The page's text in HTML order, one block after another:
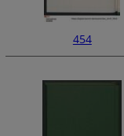
454